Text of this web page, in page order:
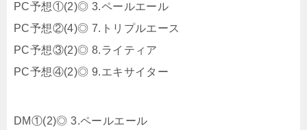
PC予想①(2)◎ 3.ペールエール
PC予想②(4)◎ 7.トリプルエース
PC予想③(2)◎ 8.ライティア
PC予想④(2)◎ 9.エキサイター
DM①(2)◎ 3.ペールエール